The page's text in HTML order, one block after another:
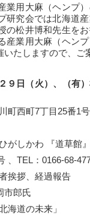
業用大麻（ヘンプ
研究会では北海道
の松井博和先生を
産業用大麻（ヘン
いたしますので、ご
９日（火）、（有
町西町7丁目25番1
がしかわ 『道草館
、TEL：0166-68-
挨拶、経過報告
郎氏
海道の未来」